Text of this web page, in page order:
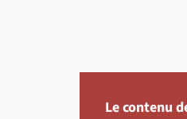
Le contenu